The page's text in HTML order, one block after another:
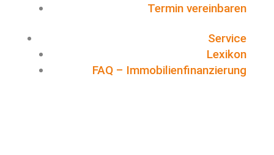
Termin vereinbaren
Service
Lexikon
FAQ – Immobilienfinanzierung